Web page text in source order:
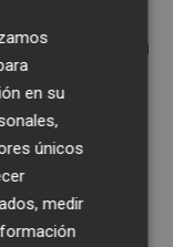
la fabricación
y
de
de agentes
por
en su
únicos
medir